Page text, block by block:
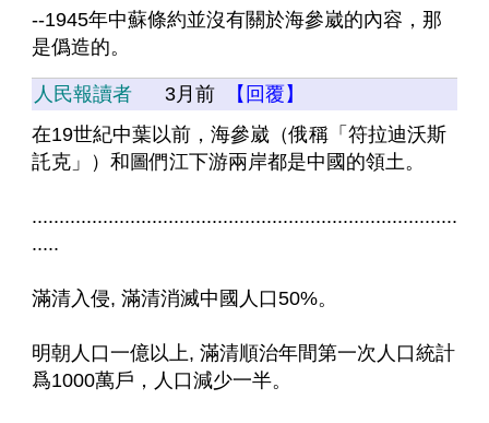
--1945年中蘇條約並沒有關於海參崴的內容，那
是僞造的。
人民報讀者 3月前
【回覆】
在19世紀中葉以前，海參崴（俄稱「符拉迪沃斯
託克」）和圖們江下游兩岸都是中國的領土。
..............................................................................
.....
滿清入侵, 滿清消滅中國人口50%。
明朝人口一億以上, 滿清順治年間第一次人口統計
爲1000萬戶，人口減少一半。